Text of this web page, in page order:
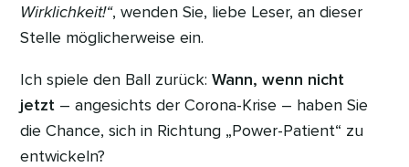
Wirklichkeit!“, wenden Sie, liebe Leser, an dieser
Stelle möglicherweise ein.
Ich spiele den Ball zurück:Wann, wenn nicht
jetzt – angesichts der Corona-Krise – haben Sie
die Chance, sich in Richtung „Power-Patient“ zu
entwickeln?